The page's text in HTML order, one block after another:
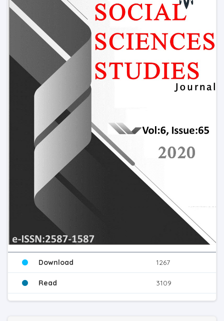
Download 1267
Read 3109